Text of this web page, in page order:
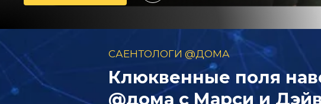
САЕНТОЛОГИ @ДОМА
Клюквенные поля
@дома с Марси и